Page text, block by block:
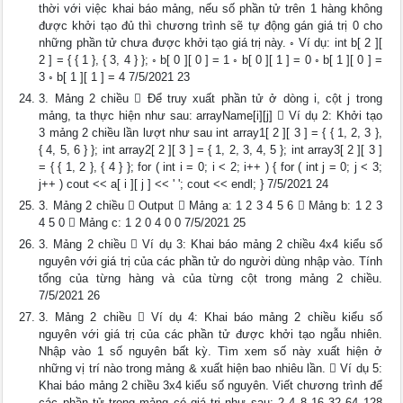
thời với việc khai báo mảng, nếu số phần tử trên 1 hàng không
được khởi tạo đủ thì chương trình sẽ tự động gán giá trị 0 cho
những phần tử chưa được khởi tạo giá trị này. ◦ Ví dụ: int b[ 2 ][
2 ] = { { 1 }, { 3, 4 } }; ◦ b[ 0 ][ 0 ] = 1 ◦ b[ 0 ][ 1 ] = 0 ◦ b[ 1 ][ 0 ] =
3 ◦ b[ 1 ][ 1 ] = 4 7/5/2021 23
3. Mảng 2 chiều  Để truy xuất phần tử ở dòng i, cột j trong
mảng, ta thực hiện như sau: arrayName[i][j]  Ví dụ 2: Khởi tạo
3 mảng 2 chiều lần lượt như sau int array1[ 2 ][ 3 ] = { { 1, 2, 3 },
{ 4, 5, 6 } }; int array2[ 2 ][ 3 ] = { 1, 2, 3, 4, 5 }; int array3[ 2 ][ 3 ]
= { { 1, 2 }, { 4 } }; for ( int i = 0; i < 2; i++ ) { for ( int j = 0; j < 3;
j++ ) cout << a[ i ][ j ] << ' '; cout << endl; } 7/5/2021 24
3. Mảng 2 chiều  Output  Mảng a: 1 2 3 4 5 6  Mảng b: 1 2 3
4 5 0  Mảng c: 1 2 0 4 0 0 7/5/2021 25
3. Mảng 2 chiều  Ví dụ 3: Khai báo mảng 2 chiều 4x4 kiểu số
nguyên với giá trị của các phần tử do người dùng nhập vào. Tính
tổng của từng hàng và của từng cột trong mảng 2 chiều.
7/5/2021 26
3. Mảng 2 chiều  Ví dụ 4: Khai báo mảng 2 chiều kiểu số
nguyên với giá trị của các phần tử được khởi tạo ngẫu nhiên.
Nhập vào 1 số nguyên bất kỳ. Tìm xem số này xuất hiện ở
những vị trí nào trong mảng & xuất hiện bao nhiêu lần.  Ví dụ 5:
Khai báo mảng 2 chiều 3x4 kiểu số nguyên. Viết chương trình để